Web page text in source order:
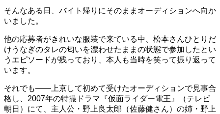
そんなある日、バイト帰りにそのままオーディションへ向か
いました。
他の応募者がきれいな服装で来ている中、松本さんひとりだ
けうなぎのタレの匂いを漂わせたままの状態で参加したとい
うエピソードが残っており、本人も当時を笑って振り返って
います。
それでも——上京して初めて受けたオーディションで見事合
格し、2007年の特撮ドラマ『仮面ライダー電王』（テレビ
朝日）にて、主人公・野上良太郎（佐藤健さん）の姉・野上